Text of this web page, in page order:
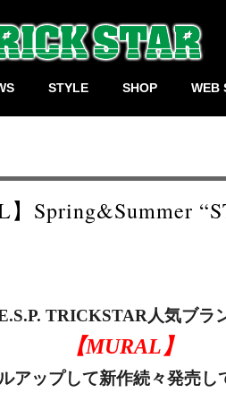
STYLE SHOP WEB
Spring&Summer
TRICKSTAR人気ブラ
【MURAL】
アップして新作続々発売し